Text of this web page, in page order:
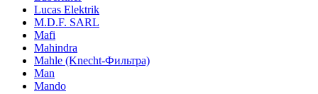
Lucas Elektrik
M.D.F. SARL
Mafi
Mahindra
Mahle (Knecht-Фильтра)
Man
Mando